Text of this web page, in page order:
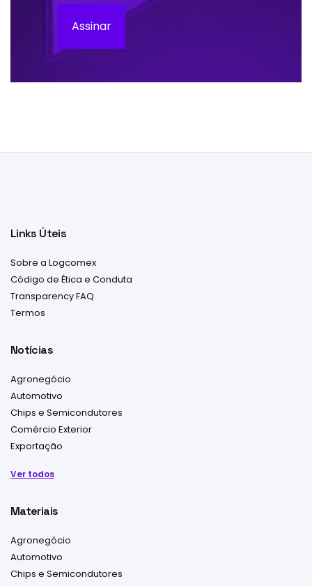
Assinar
Links Úteis
Sobre a Logcomex
Código de Ética e Conduta
Transparency FAQ
Termos
Notícias
Agronegócio
Automotivo
Chips e Semicondutores
Comércio Exterior
Exportação
Ver todos
Materiais
Agronegócio
Automotivo
Chips e Semicondutores